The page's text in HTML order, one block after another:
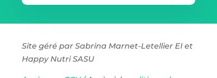
Site géré par Sabrina Marnet-Letellier EI et
Happy Nutri SASU